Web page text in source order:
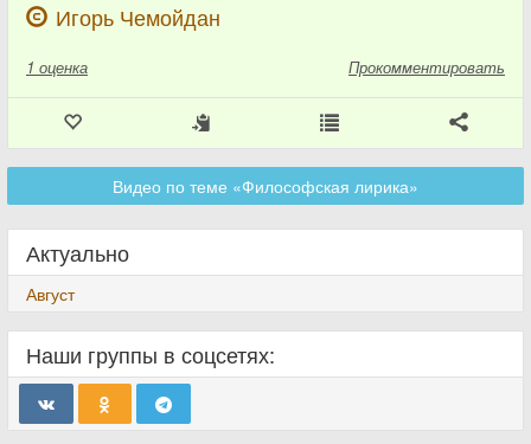
Игорь Чемойдан
1 оценка Прокомментировать
Видео по теме «Философская лирика»
Актуально
Август
Наши группы в соцсетях: